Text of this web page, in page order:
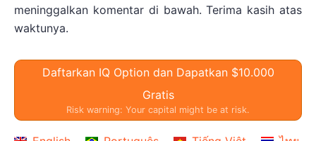
meninggalkan komentar di bawah. Terima kasih atas
waktunya.
Daftarkan IQ Option dan Dapatkan $10.000
Gratis
Risk warning: Your capital might be at risk.